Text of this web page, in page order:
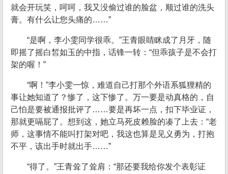
就会开玩笑，呵呵，我又没偷过谁的脸盆，顺过谁的洗头
膏。有什么让您头痛的……”
“是啊，李小雯同学很乖。”王青眼睛眯成了月牙，随
即摇了摇白皙如玉的中指，话锋一转：“但乖孩子是不会打
架的喔！”
“啊！”李小雯一惊，难道自己打那个外语系狐狸精的
事让她知道了？惨了，这下惨了。万一要是动真格的，自
己怕是要被通报批评了……要是再坏一点，扣下毕业证，
那就更嗝屁了。想到这，她立马死皮赖脸的凑了上去：“老
师，这事情不能叫打架对吧，我这也算是见义勇为，打抱
不平，该出手时就出手……”
“得了。”王青耸了耸肩：“那还要我给你发个表彰证